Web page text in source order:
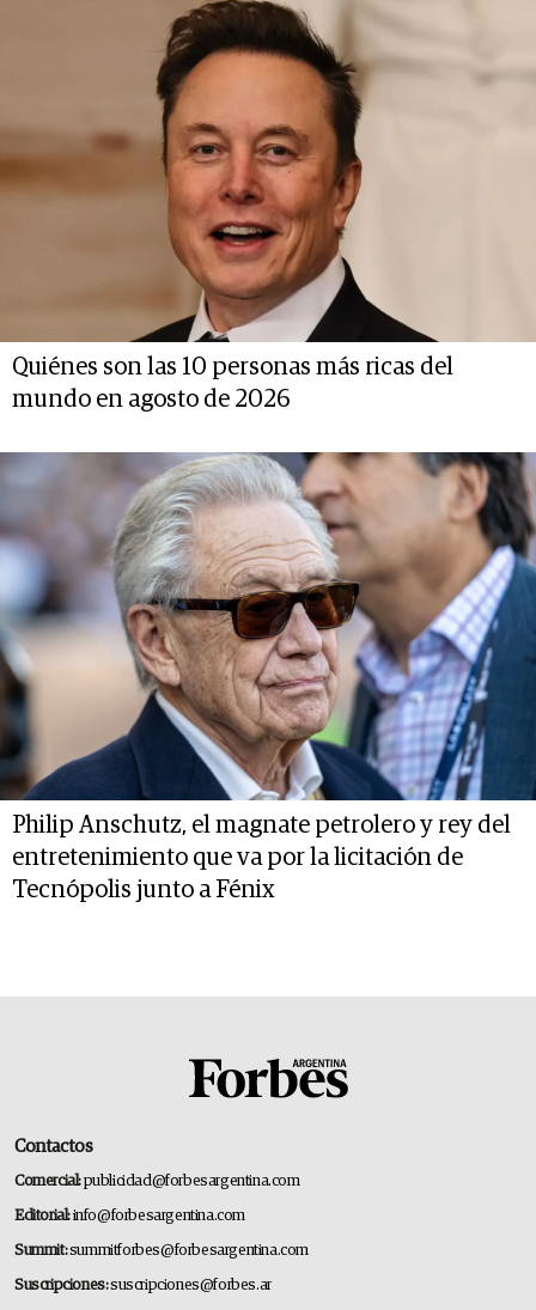
Quiénes son las 10 personas más ricas del
mundo en agosto de 2026
Philip Anschutz, el magnate petrolero y rey del
entretenimiento que va por la licitación de
Tecnópolis junto a Fénix
Contactos
Comercial:publicidad@forbesargentina.com
Editorial:info@forbesargentina.com
Summit:summitforbes@forbesargentina.com
Suscripciones:suscripciones@forbes.ar